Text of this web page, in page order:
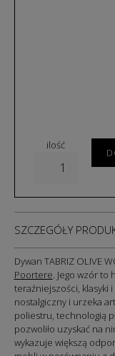
ilość
SZCZEGÓŁY
Dywan TABRIZ OLIVE
Poortere . Jego wzór
teraźniejszości, klasyki
nostalgiczny i urzeka
poliestru, technologią
pozwoliło uzyskać na
wykazuje większą